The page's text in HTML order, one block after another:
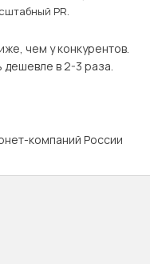
PR.
чем у конкурентов.
дешевле в 2-3 раза.
компаний России